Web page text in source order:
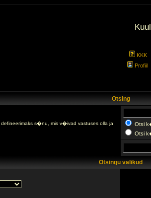
KKK
Profiil
Otsing
, defineerimaks s�nu, mis v�ivad vastuses olla ja
Otsi
Otsi
Otsingu valikud